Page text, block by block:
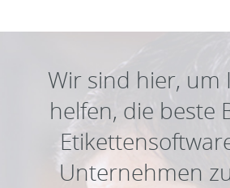
Wir sind hier, um
helfen, die beste
Unternehmen